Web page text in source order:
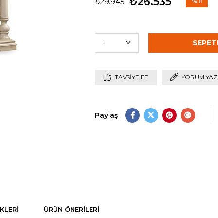
TAVSIYE ET YORUM YAZ
Paylaş
ÜRÜN ÖNERILERI